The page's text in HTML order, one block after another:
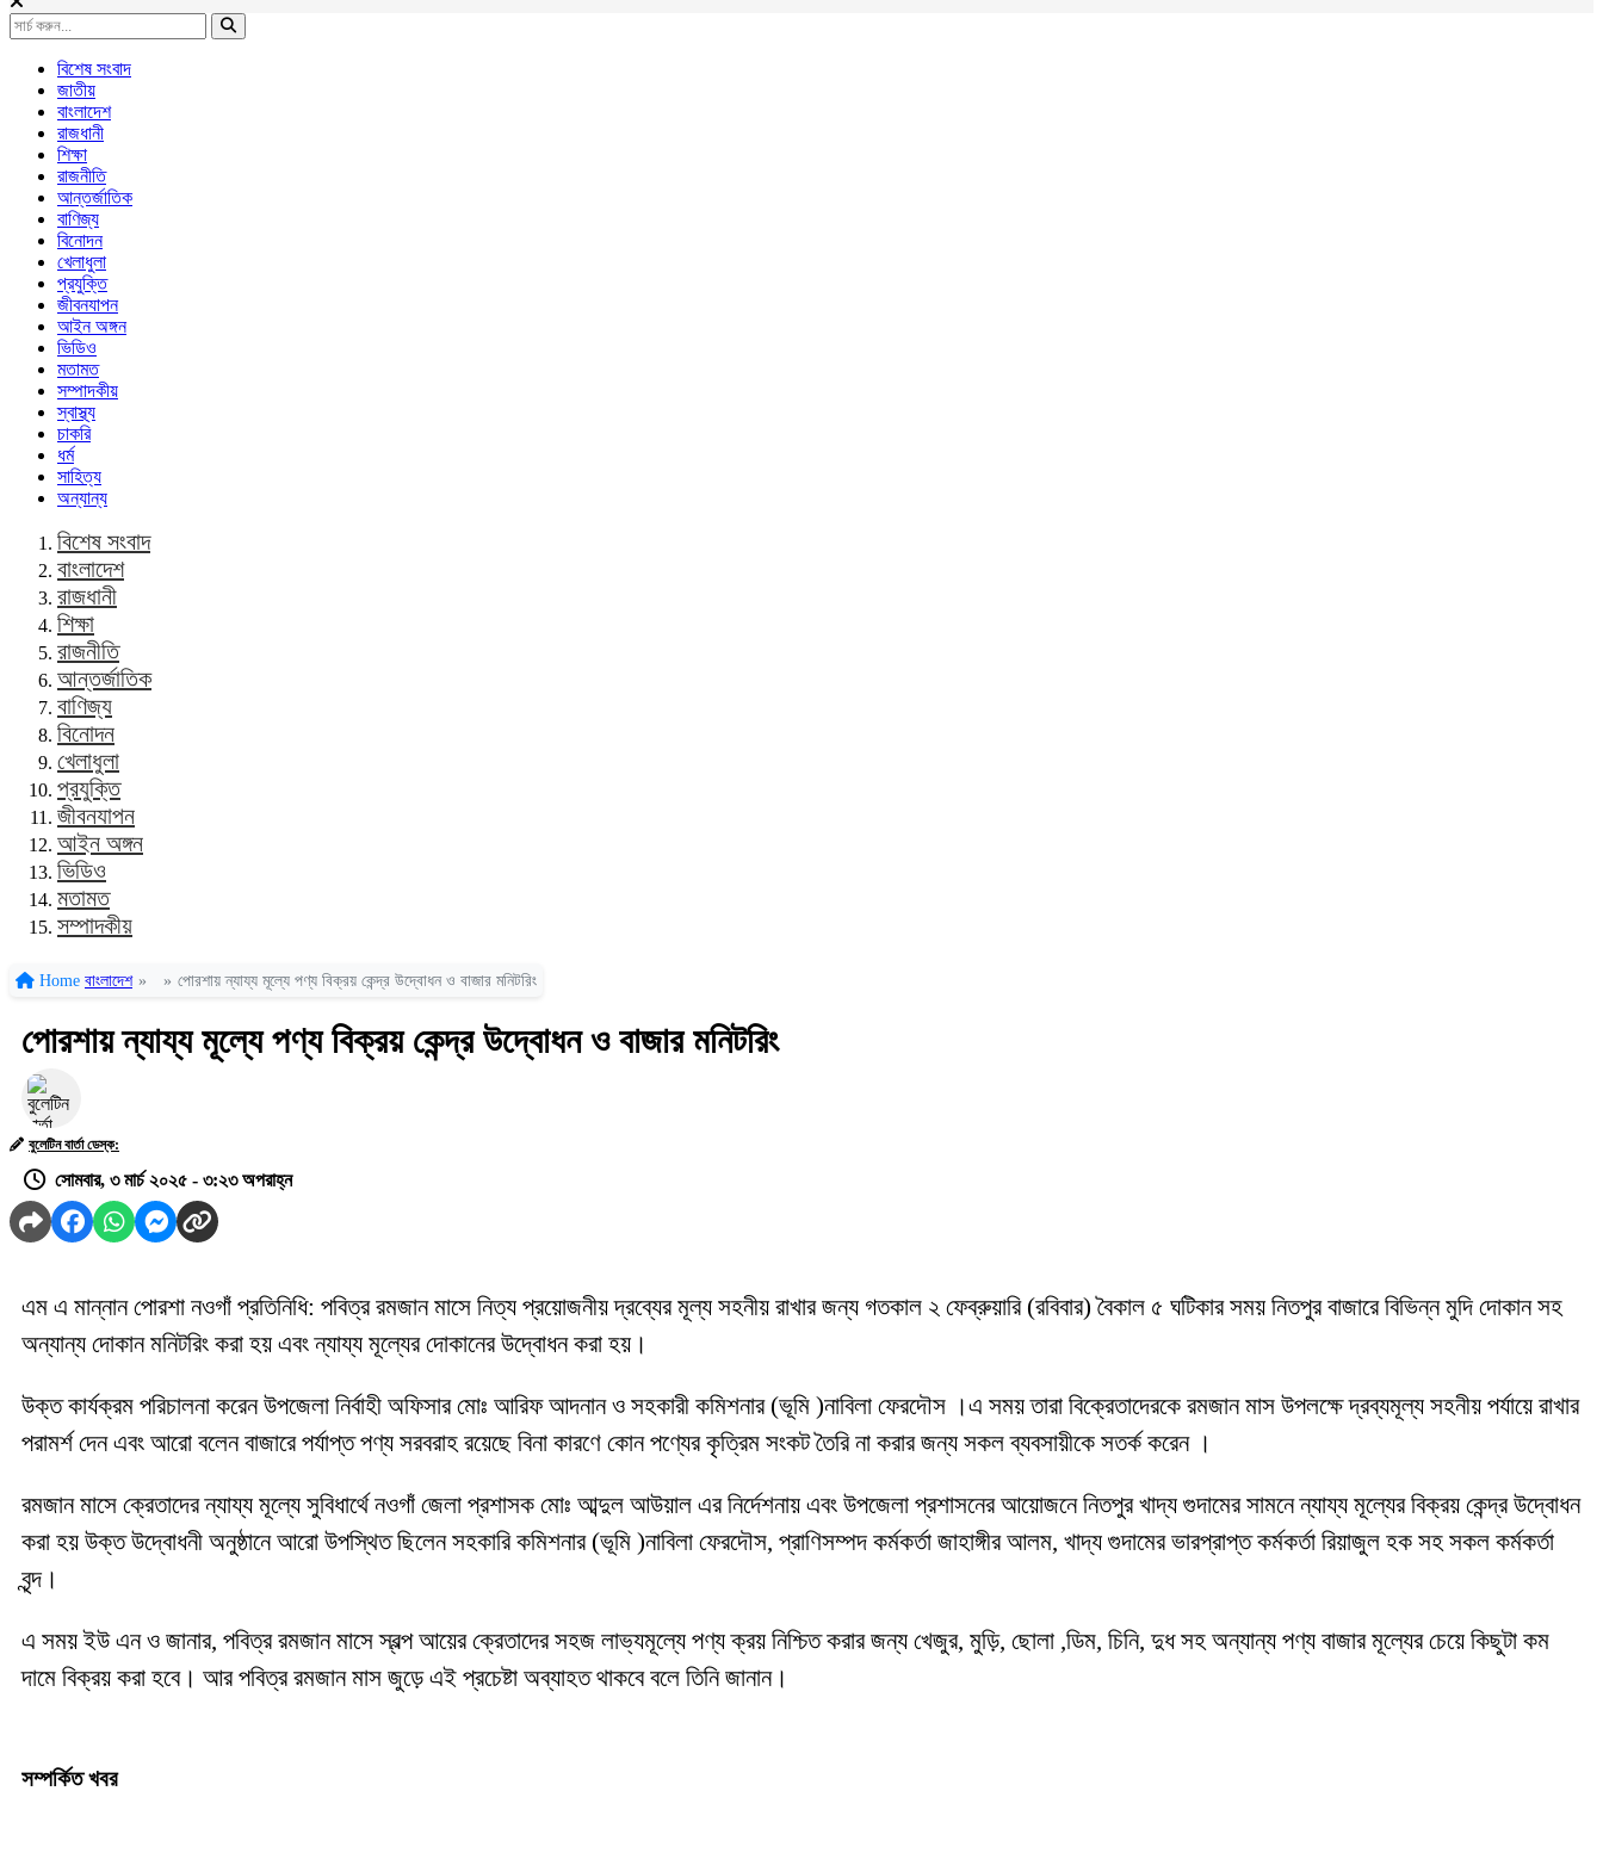
বিশেষ সংবাদ
জাতীয়
বাংলাদেশ
রাজধানী
শিক্ষা
রাজনীতি
আন্তর্জাতিক
বাণিজ্য
বিনোদন
খেলাধুলা
প্রযুক্তি
জীবনযাপন
আইন অঙ্গন
ভিডিও
মতামত
সম্পাদকীয়
স্বাস্থ্য
চাকরি
ধর্ম
সাহিত্য
অন্যান্য
বিশেষ সংবাদ
বাংলাদেশ
রাজধানী
শিক্ষা
রাজনীতি
আন্তর্জাতিক
বাণিজ্য
বিনোদন
খেলাধুলা
প্রযুক্তি
জীবনযাপন
আইন অঙ্গন
ভিডিও
মতামত
সম্পাদকীয়
Home বাংলাদেশ » » পোরশায় ন্যায্য মূল্যে পণ্য বিক্রয় কেন্দ্র উদ্বোধন ও বাজার মনিটরিং
পোরশায় ন্যায্য মূল্যে পণ্য বিক্রয় কেন্দ্র উদ্বোধন ও বাজার মনিটরিং
বুলেটিন বার্তা ডেস্ক:
সোমবার, ৩ মার্চ ২০২৫ - ৩:২৩ অপরাহ্ন
এম এ মান্নান পোরশা নওগাঁ প্রতিনিধি: পবিত্র রমজান মাসে নিত্য প্রয়োজনীয় দ্রব্যের মূল্য সহনীয় রাখার জন্য গতকাল ২ ফেব্রুয়ারি (রবিবার) বৈকাল ৫ ঘটিকার সময় নিতপুর বাজারে বিভিন্ন মুদি দোকান সহ
অন্যান্য দোকান মনিটরিং করা হয় এবং ন্যায্য মূল্যের দোকানের উদ্বোধন করা হয়।
উক্ত কার্যক্রম পরিচালনা করেন উপজেলা নির্বাহী অফিসার মোঃ আরিফ আদনান ও সহকারী কমিশনার (ভূমি )নাবিলা ফেরদৌস ।এ সময় তারা বিক্রেতাদেরকে রমজান মাস উপলক্ষে দ্রব্যমূল্য সহনীয় পর্যায়ে রাখার
পরামর্শ দেন এবং আরো বলেন বাজারে পর্যাপ্ত পণ্য সরবরাহ রয়েছে বিনা কারণে কোন পণ্যের কৃত্রিম সংকট তৈরি না করার জন্য সকল ব্যবসায়ীকে সতর্ক করেন ।
রমজান মাসে ক্রেতাদের ন্যায্য মূল্যে সুবিধার্থে নওগাঁ জেলা প্রশাসক মোঃ আব্দুল আউয়াল এর নির্দেশনায় এবং উপজেলা প্রশাসনের আয়োজনে নিতপুর খাদ্য গুদামের সামনে ন্যায্য মূল্যের বিক্রয় কেন্দ্র উদ্বোধন
করা হয় উক্ত উদ্বোধনী অনুষ্ঠানে আরো উপস্থিত ছিলেন সহকারি কমিশনার (ভূমি )নাবিলা ফেরদৌস, প্রাণিসম্পদ কর্মকর্তা জাহাঙ্গীর আলম, খাদ্য গুদামের ভারপ্রাপ্ত কর্মকর্তা রিয়াজুল হক সহ সকল কর্মকর্তা
বৃন্দ।
এ সময় ইউ এন ও জানার, পবিত্র রমজান মাসে স্বল্প আয়ের ক্রেতাদের সহজ লাভ্যমূল্যে পণ্য ক্রয় নিশ্চিত করার জন্য খেজুর, মুড়ি, ছোলা ,ডিম, চিনি, দুধ সহ অন্যান্য পণ্য বাজার মূল্যের চেয়ে কিছুটা কম
দামে বিক্রয় করা হবে। আর পবিত্র রমজান মাস জুড়ে এই প্রচেষ্টা অব্যাহত থাকবে বলে তিনি জানান।
সম্পর্কিত খবর